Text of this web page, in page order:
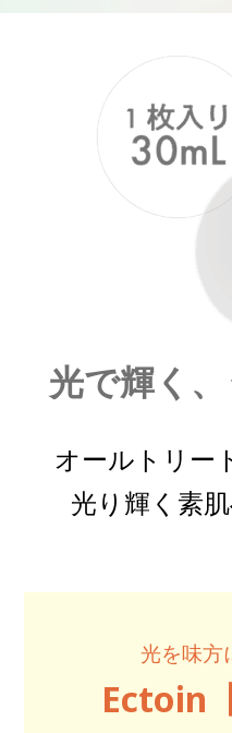
光で輝く、
オールトリー
光り輝く素
光を味方
Ectoin